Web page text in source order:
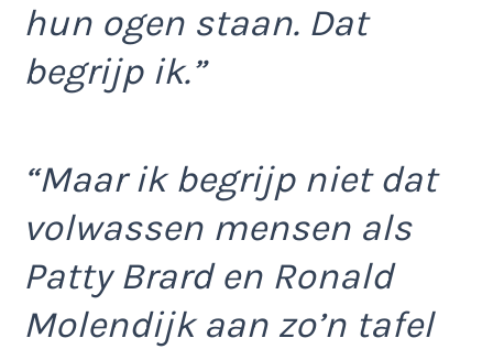
hun ogen staan. Dat
begrijp ik.”
“Maar ik begrijp niet dat
volwassen mensen als
Patty Brard en Ronald
Molendijk aan zo’n tafel